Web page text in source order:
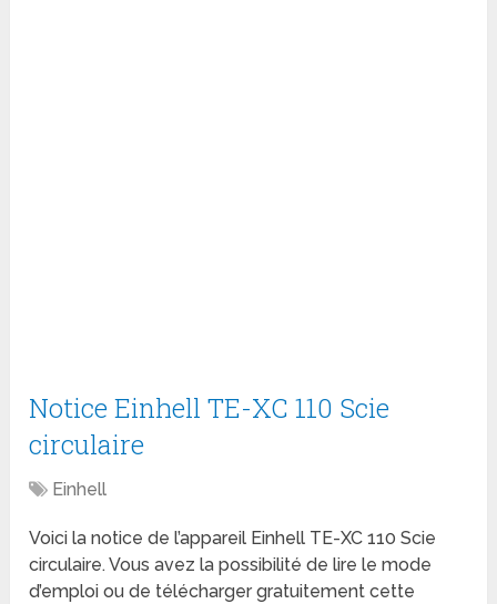
Notice Einhell TE-XC 110 Scie
circulaire
Einhell
Voici la notice de l’appareil Einhell TE-XC 110 Scie
circulaire. Vous avez la possibilité de lire le mode
d’emploi ou de télécharger gratuitement cette